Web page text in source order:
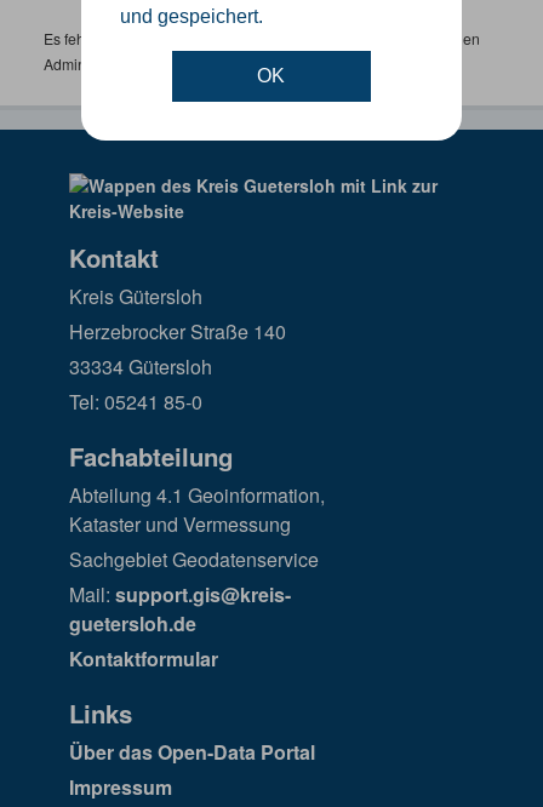
und gespeichert.
OK
Es fehlen spezifische Datensätze? Wenden Sie sich bitte an einen
Administrator unter:
support.gis@kreis-guetersloh.de
Kontakt
Kreis Gütersloh
Herzebrocker Straße 140
33334 Gütersloh
Tel: 05241 85-0
Fachabteilung
Abteilung 4.1 Geoinformation,
Kataster und Vermessung
Sachgebiet Geodatenservice
Mail: support.gis@kreis-
guetersloh.de
Kontaktformular
Links
Über das Open-Data Portal
Impressum